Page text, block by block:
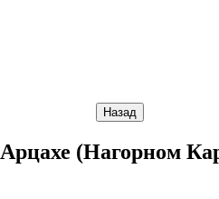
Назад
(Нагорном